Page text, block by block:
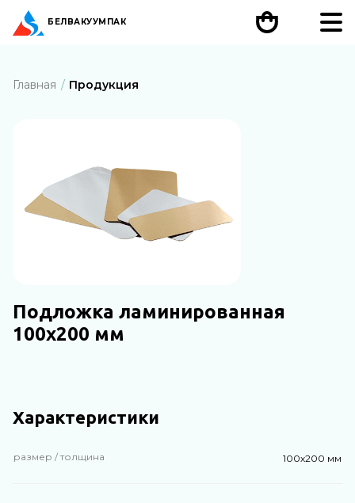
БЕЛВАКУУМПАК
Главная Продукция
Подложка ламинированная
100х200 мм
Характеристики
размер / толщина 100х200 мм